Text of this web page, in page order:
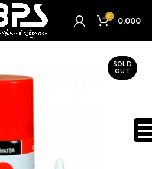
0 0,000
SOLD
OUT